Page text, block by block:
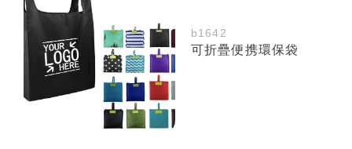
b1642
可折疊便携環保袋